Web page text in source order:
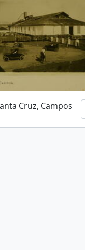
Cruz, Campos